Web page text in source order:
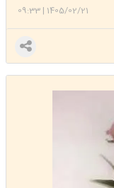
1405/02/21
|
09:33